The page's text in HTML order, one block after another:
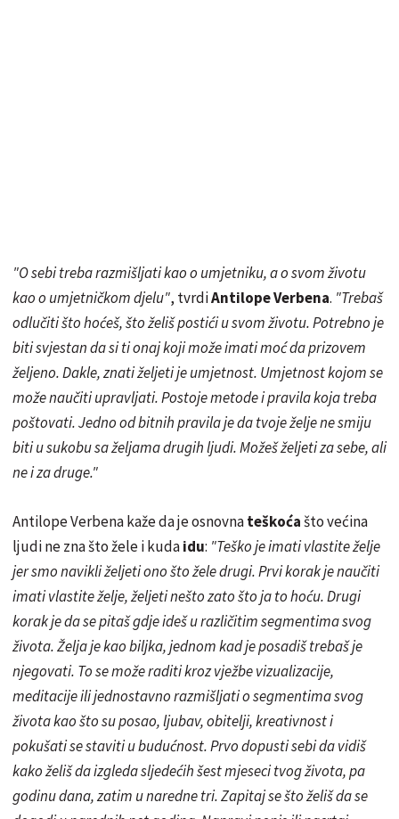
"O sebitrebarazmišljati kao o umjetniku, a o svom životu
kao o umjetničkom djelu", tvrdiAntilope Verbena. "Trebaš
odlučiti što hoćeš, što želiš postići u svom životu. Potrebno je
biti svjestan da si ti onaj koji može imati moć da prizovem
željeno. Dakle, znati željeti je umjetnost. Umjetnost kojom se
može naučiti upravljati. Postoje metode i pravila koja treba
poštovati. Jedno od bitnih pravila je da tvoje želje ne smiju
biti u sukobu sa željama drugih ljudi. Možeš željeti za sebe, ali
ne i za druge."
Antilope Verbena kaže da je osnovnateškoćašto većina
ljudi ne zna što žele i kudaidu: "Teško je imati vlastite želje
jer smo navikli željeti ono što žele drugi. Prvi korak je naučiti
imati vlastite želje, željeti neštozato štoja to hoću. Drugi
korak je da se pitaš gdje ideš u različitim segmentima svog
života. Želja je kao biljka, jednom kad je posadiš trebaš je
njegovati. To se može raditi kroz vježbe vizualizacije,
meditacije ili jednostavno razmišljati o segmentima svog
života kao što su posao, ljubav, obitelji, kreativnost i
pokušati se staviti u budućnost. Prvo dopusti sebi da vidiš
kako želiš da izgleda sljedećih šest mjeseci tvog života, pa
godinu dana, zatim u naredne tri. Zapitaj se što želiš da se